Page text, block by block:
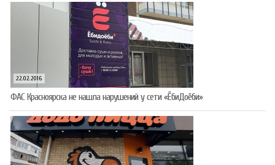
22.02.2016
ФАС Красноярска не нашла нарушений у сети «ЁбиДоёби»